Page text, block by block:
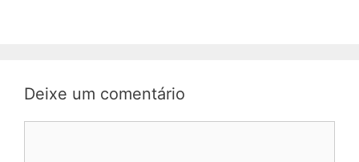
Deixe um comentário